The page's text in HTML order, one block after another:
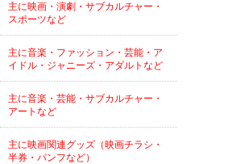
主に映画・演劇・サブカルチャー・
スポーツなど
主に音楽・ファッション・芸能・ア
イドル・ジャニーズ・アダルトなど
主に音楽・芸能・サブカルチャー・
アートなど
主に映画関連グッズ（映画チラシ・
半券・パンフなど）